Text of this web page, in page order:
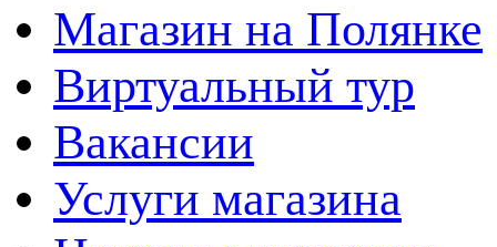
Магазин на Полянке
Виртуальный тур
Вакансии
Услуги магазина